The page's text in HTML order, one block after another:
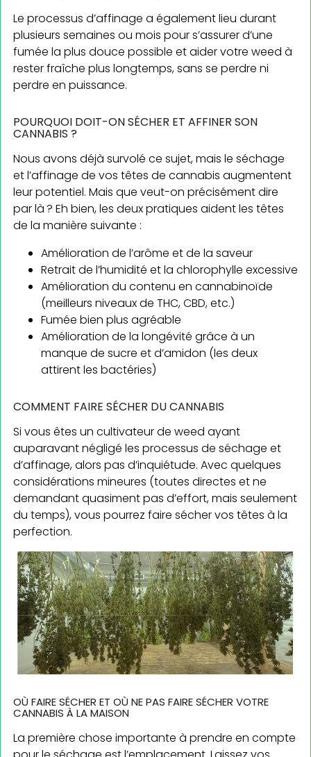
Le processus d’affinage a également lieu durant
plusieurs semaines ou mois pour s’assurer d’une
fumée la plus douce possible et aider votre weed à
rester fraîche plus longtemps, sans se perdre ni
perdre en puissance.
POURQUOI DOIT-ON SÉCHER ET AFFINER SON
CANNABIS ?
Nous avons déjà survolé ce sujet, mais le séchage
et l’affinage de vos têtes de cannabis augmentent
leur potentiel. Mais que veut-on précisément dire
par là ? Eh bien, les deux pratiques aident les têtes
de la manière suivante :
Amélioration de l’arôme et de la saveur
Retrait de l’humidité et la chlorophylle excessive
Amélioration du contenu en cannabinoïde
(meilleurs niveaux de THC, CBD, etc.)
Fumée bien plus agréable
Amélioration de la longévité grâce à un
manque de sucre et d’amidon (les deux
attirent les bactéries)
COMMENT FAIRE SÉCHER DU CANNABIS
Si vous êtes un cultivateur de weed ayant
auparavant négligé les processus de séchage et
d’affinage, alors pas d’inquiétude. Avec quelques
considérations mineures (toutes directes et ne
demandant quasiment pas d’effort, mais seulement
du temps), vous pourrez faire sécher vos têtes à la
perfection.
OÙ FAIRE SÉCHER ET OÙ NE PAS FAIRE SÉCHER VOTRE
CANNABIS À LA MAISON
La première chose importante à prendre en compte